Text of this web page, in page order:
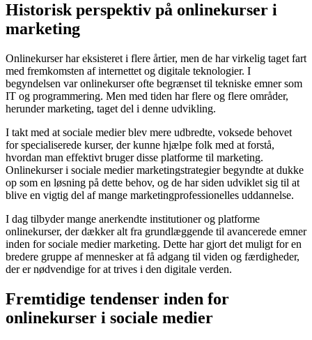
Historisk perspektiv på onlinekurser i
marketing
Onlinekurser har eksisteret i flere årtier, men de har virkelig taget fart
med fremkomsten af internettet og digitale teknologier. I
begyndelsen var onlinekurser ofte begrænset til tekniske emner som
IT og programmering. Men med tiden har flere og flere områder,
herunder marketing, taget del i denne udvikling.
I takt med at sociale medier blev mere udbredte, voksede behovet
for specialiserede kurser, der kunne hjælpe folk med at forstå,
hvordan man effektivt bruger disse platforme til marketing.
Onlinekurser i sociale medier marketingstrategier begyndte at dukke
op som en løsning på dette behov, og de har siden udviklet sig til at
blive en vigtig del af mange marketingprofessionelles uddannelse.
I dag tilbyder mange anerkendte institutioner og platforme
onlinekurser, der dækker alt fra grundlæggende til avancerede emner
inden for sociale medier marketing. Dette har gjort det muligt for en
bredere gruppe af mennesker at få adgang til viden og færdigheder,
der er nødvendige for at trives i den digitale verden.
Fremtidige tendenser inden for
onlinekurser i sociale medier